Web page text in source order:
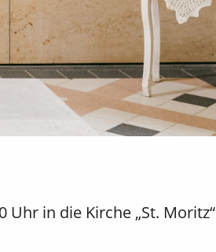
in die Kirche „St. Moritz“